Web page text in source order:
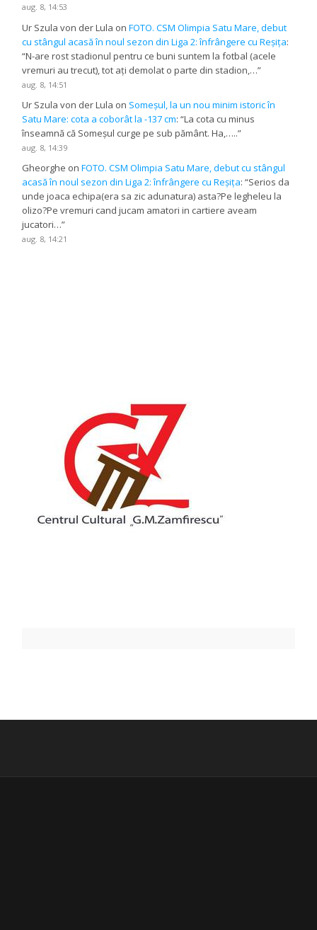
aug. 8, 14:53
Ur Szula von der Lula onFOTO. CSM Olimpia Satu Mare, debut
cu stângul acasă în noul sezon din Liga 2: înfrângere cu Reșița:
“N-are rost stadionul pentru ce buni suntem la fotbal (acele
vremuri au trecut), tot ați demolat o parte din stadion,…”
aug. 8, 14:51
Ur Szula von der Lula on Someșul, la un nou minim istoric în
Satu Mare: cota a coborât la -137 cm: “La cota cu minus
înseamnă că Someșul curge pe sub pământ. Ha,…..”
aug. 8, 14:39
Gheorghe onFOTO. CSM Olimpia Satu Mare, debut cu stângul
acasă în noul sezon din Liga 2: înfrângere cu Reșița: “Serios da
unde joaca echipa(era sa zic adunatura) asta?Pe legheleu la
olizo?Pe vremuri cand jucam amatori in cartiere aveam
jucatori…”
aug. 8, 14:21